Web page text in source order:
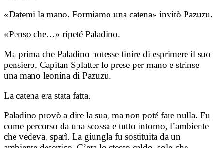
«Datemi la mano. Formiamo una catena» invitò Pazuzu.
«Penso che…» ripeté Paladino.
Ma prima che Paladino potesse finire di esprimere il suo
pensiero, Capitan Splatter lo prese per mano e strinse
una mano leonina di Pazuzu.
La catena era stata fatta.
Paladino provò a dire la sua, ma non poté fare nulla. Fu
come percorso da una scossa e tutto intorno, l’ambiente
che vedeva, sparì. La giungla fu sostituita da un